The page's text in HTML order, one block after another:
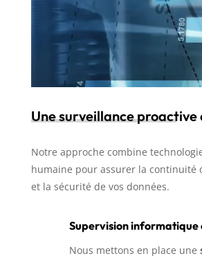
Une surveillance
Notre approche combine
humaine pour assurer la continuité
et la sécurité de vos données.
Supervision informatique
Nous mettons en place une